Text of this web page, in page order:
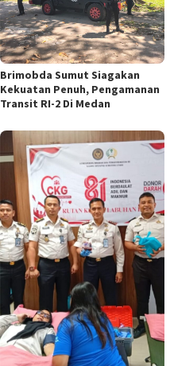
Brimobda Sumut Siagakan
Kekuatan Penuh, Pengamanan
Transit RI-2 Di Medan